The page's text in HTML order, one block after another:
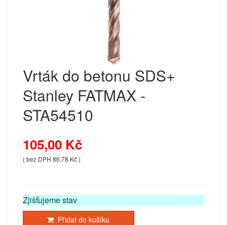
Vrták do betonu SDS+
Stanley FATMAX -
STA54510
105,00 Kč
( bez DPH 86,78 Kč )
Zjišťujeme stav
Přidat do košíku